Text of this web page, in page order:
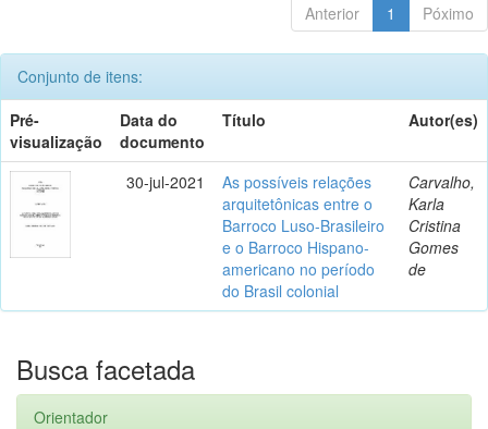
Anterior 1 Póximo
Conjunto de itens:
Pré-
visualização
Data do
documento
Título Autor(es)
30-jul-2021
As possíveis relações
arquitetônicas entre o
Barroco Luso-Brasileiro
e o Barroco Hispano-
americano no período
do Brasil colonial
Carvalho,
Karla
Cristina
Gomes
de
Busca facetada
Orientador